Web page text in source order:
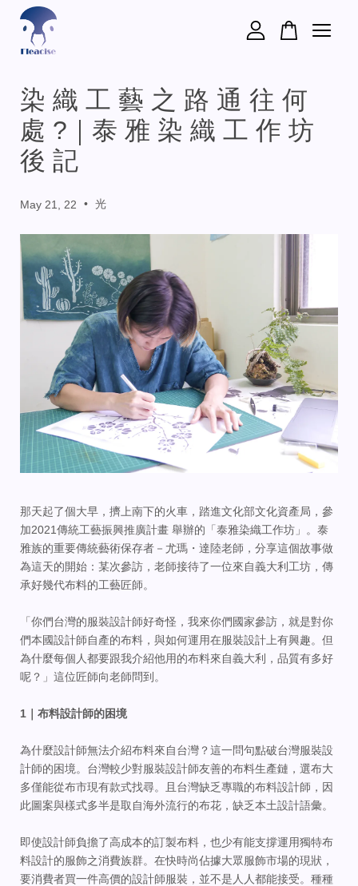
染 織 工 藝 之 路 通 往 何
處 ?｜泰 雅 染 織 工 作 坊
後 記
May 21, 22 • 光
那天起了個大早，擠上南下的火車，踏進文化部文化資產局，參
加2021傳統工藝振興推廣計畫 舉辦的「泰雅染織工作坊」。泰
雅族的重要傳統藝術保存者－尤瑪・達陸老師，分享這個故事做
為這天的開始：某次參訪，老師接待了一位來自義大利工坊，傳
承好幾代布料的工藝匠師。
「你們台灣的服裝設計師好奇怪，我來你們國家參訪，就是對你
們本國設計師自產的布料，與如何運用在服裝設計上有興趣。但
為什麼每個人都要跟我介紹他用的布料來自義大利，品質有多好
呢？」這位匠師向老師問到。
1｜布料設計師的困境
為什麼設計師無法介紹布料來自台灣？這一問句點破台灣服裝設
計師的困境。台灣較少對服裝設計師友善的布料生產鏈，選布大
多僅能從布市現有款式找尋。且台灣缺乏專職的布料設計師，因
此圖案與樣式多半是取自海外流行的布花，缺乏本土設計語彙。
即使設計師負擔了高成本的訂製布料，也少有能支撐運用獨特布
料設計的服飾之消費族群。在快時尚佔據大眾服飾市場的現狀，
要消費者買一件高價的設計師服裝，並不是人人都能接受。種種
您的購物車目前還是空的。
繼續購物